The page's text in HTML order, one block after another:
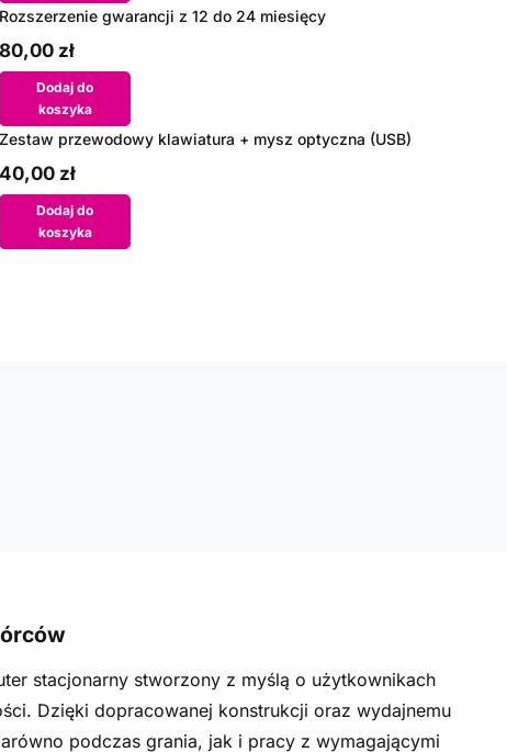
Rozszerzenie gwarancji z 12 do 24 miesięcy
80,00 zł
Dodaj do
koszyka
Zestaw przewodowy klawiatura + mysz optyczna (USB)
40,00 zł
Dodaj do
koszyka
stacjonarny stworzony z myślą o użytkownikach
Dzięki dopracowanej konstrukcji oraz wydajnemu
podczas grania, jak i pracy z wymagającymi